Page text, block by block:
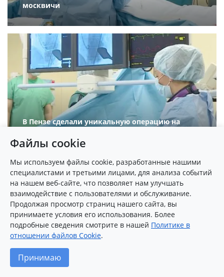
москвичи
В Пензе сделали уникальную операцию на
Пензенцу с врожденным пороком сердца
сделали уникальную операцию
Файлы cookie
Мы используем файлы cookie, разработанные нашими
специалистами и третьими лицами, для анализа событий
на нашем веб-сайте, что позволяет нам улучшать
взаимодействие с пользователями и обслуживание.
Продолжая просмотр страниц нашего сайта, вы
принимаете условия его использования. Более
подробные сведения смотрите в нашей Политике в
отношении файлов Cookie.
Принимаю